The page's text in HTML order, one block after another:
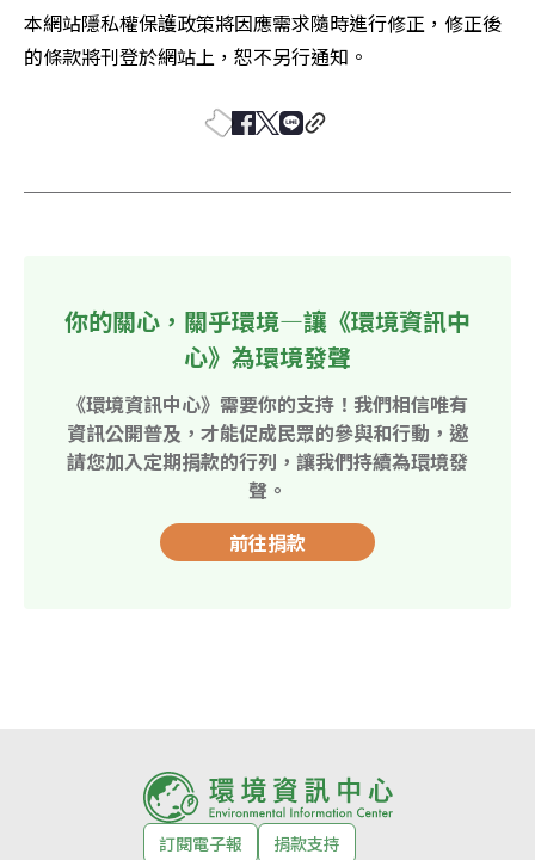
本網站隱私權保護政策將因應需求隨時進行修正，修正後
的條款將刊登於網站上，恕不另行通知。
你的關心，關乎環境—讓《環境資訊中
心》為環境發聲
《環境資訊中心》需要你的支持！我們相信唯有
資訊公開普及，才能促成民眾的參與和行動，邀
請您加入定期捐款的行列，讓我們持續為環境發
聲。
前往捐款
訂閱電子報 捐款支持